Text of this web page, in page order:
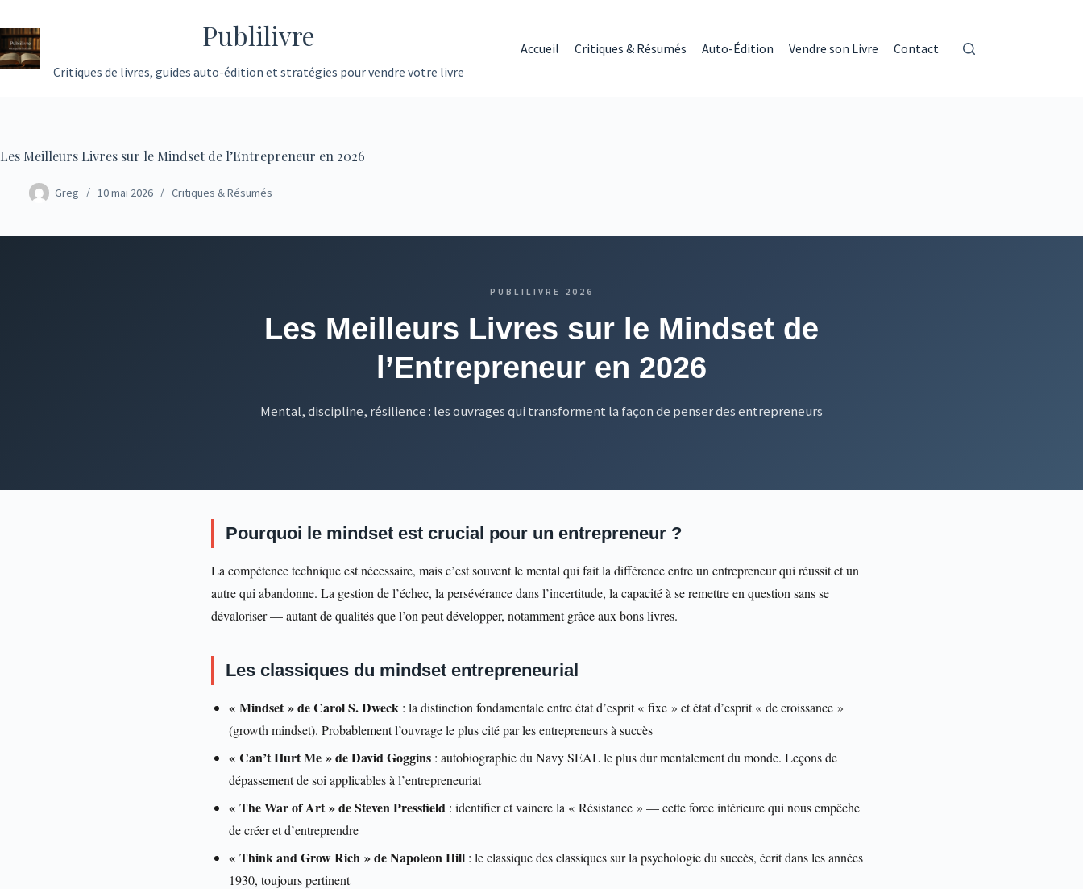
au
contenu
Publilivre
Critiques de livres, guides auto-édition et stratégies pour vendre votre livre
Accueil Critiques & Résumés Auto-Édition Vendre son Livre Contact
Les Meilleurs Livres sur le Mindset de l’Entrepreneur en 2026
Greg 10 mai 2026 Critiques & Résumés
PUBLILIVRE 2026
Les Meilleurs Livres sur le Mindset de
l’Entrepreneur en 2026
Mental, discipline, résilience : les ouvrages qui transforment la façon de penser des entrepreneurs
Pourquoi le mindset est crucial pour un entrepreneur ?
La compétence technique est nécessaire, mais c’est souvent le mental qui fait la différence entre un entrepreneur qui réussit et un
autre qui abandonne. La gestion de l’échec, la persévérance dans l’incertitude, la capacité à se remettre en question sans se
dévaloriser — autant de qualités que l’on peut développer, notamment grâce aux bons livres.
Les classiques du mindset entrepreneurial
« Mindset » de Carol S. Dweck : la distinction fondamentale entre état d’esprit « fixe » et état d’esprit « de croissance »
(growth mindset). Probablement l’ouvrage le plus cité par les entrepreneurs à succès
« Can’t Hurt Me » de David Goggins : autobiographie du Navy SEAL le plus dur mentalement du monde. Leçons de
dépassement de soi applicables à l’entrepreneuriat
« The War of Art » de Steven Pressfield : identifier et vaincre la « Résistance » — cette force intérieure qui nous empêche
de créer et d’entreprendre
« Think and Grow Rich » de Napoleon Hill : le classique des classiques sur la psychologie du succès, écrit dans les années
1930, toujours pertinent